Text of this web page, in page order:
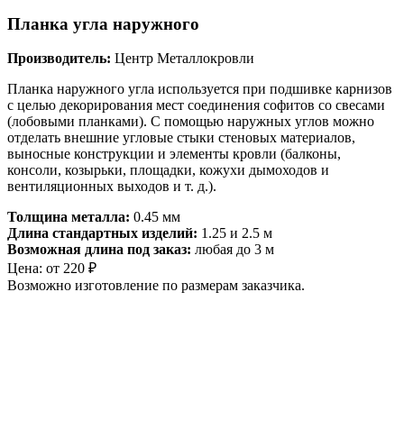
Планка угла наружного
Производитель: Центр Металлокровли
Планка наружного угла используется при подшивке карнизов
с целью декорирования мест соединения софитов со свесами
(лобовыми планками). С помощью наружных углов можно
отделать внешние угловые стыки стеновых материалов,
выносные конструкции и элементы кровли (балконы,
консоли, козырьки, площадки, кожухи дымоходов и
вентиляционных выходов и т. д.).
Толщина металла: 0.45 мм
Длина стандартных изделий: 1.25 и 2.5 м
Возможная длина под заказ: любая до 3 м
Цена: от 220 ₽
Возможно изготовление по размерам заказчика.